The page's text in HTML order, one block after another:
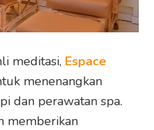
meditasi, Espace
menenangkan
dan perawatan spa.
memberikan